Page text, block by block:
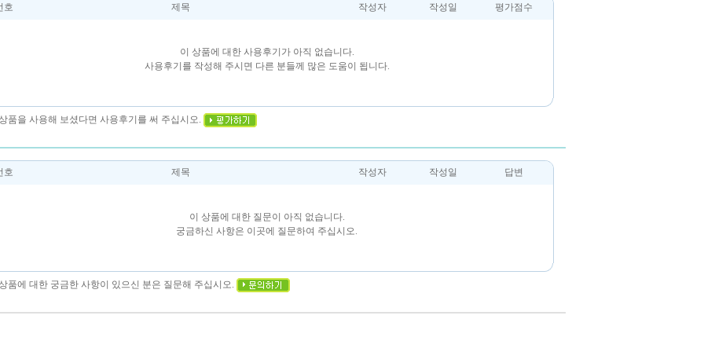
호 제목 작성자 작성일 평가점수
이 상품에 대한 사용후기가 아직 없습니다.
사용후기를 작성해 주시면 다른 분들께 많은 도움이 됩니다.
품을 사용해 보셨다면 사용후기를 써 주십시오.
호 제목 작성자 작성일 답변
이 상품에 대한 질문이 아직 없습니다.
궁금하신 사항은 이곳에 질문하여 주십시오.
품에 대한 궁금한 사항이 있으신 분은 질문해 주십시오.